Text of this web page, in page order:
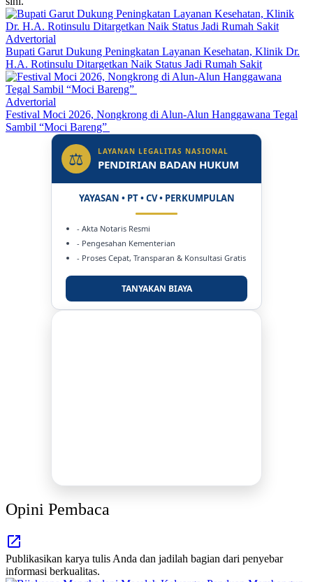
Advertorial
Bupati Garut Dukung Peningkatan Layanan Kesehatan, Klinik Dr.
H.A. Rotinsulu Ditargetkan Naik Status Jadi Rumah Sakit
Advertorial
Festival Moci 2026, Nongkrong di Alun-Alun Hanggawana Tegal
Sambil “Moci Bareng”
⚖ LAYANAN LEGALITAS NASIONAL
PENDIRIAN BADAN HUKUM
YAYASAN • PT • CV • PERKUMPULAN
- Akta Notaris Resmi
- Pengesahan Kementerian
- Proses Cepat, Transparan & Konsultasi Gratis
TANYAKAN BIAYA
Opini Pembaca
Publikasikan karya tulis Anda dan jadilah bagian dari penyebar
informasi berkualitas.